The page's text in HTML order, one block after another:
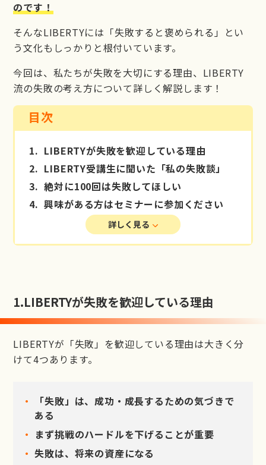
のです！
そんなLIBERTYには「失敗すると褒められる」とい
う文化もしっかりと根付いています。
今回は、私たちが失敗を大切にする理由、LIBERTY
流の失敗の考え方について詳しく解説します！
目次
1. LIBERTYが失敗を歓迎している理由
2. LIBERTY受講生に聞いた「私の失敗談」
3. 絶対に100回は失敗してほしい
4. 興味がある方はセミナーに参加ください
詳しく見る
1.LIBERTYが失敗を歓迎している理由
LIBERTYが「失敗」を歓迎している理由は大きく分
けて4つあります。
「失敗」は、成功・成長するための気づきで
ある
まず挑戦のハードルを下げることが重要
失敗は、将来の資産になる